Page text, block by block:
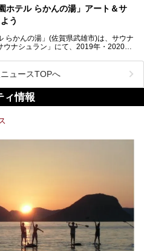
泉 百年の湯」は、嬉野温泉では数少な
設のひとつ。多くの常連客や観光客に親
住のニフティ温泉ライターである筆者が
の湯」を現地体験。定番の大浴場をは
泉 百年の湯【PR】
泉 百年の湯のPRレポート記事です。
ホテル らかんの湯」アート＆サ
う
らかんの湯」(佐賀県武雄市)は、サウナ
ウナシュラン」にて、2019年・2020
も過言ではありません。
のサウナと温泉入浴施設を、男女別浴室
きました！ さらには、御船山楽園で同
作品展も併せてご紹介。アート＆サウ
にも無かった組み合わせで、新体験!し
ュースTOPへ
ィ情報